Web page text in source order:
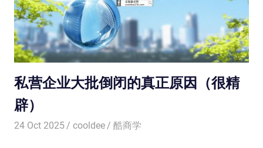
私营企业大批倒闭的真正原因（很精
辟）
24 Oct 2025 cooldee 酷商学